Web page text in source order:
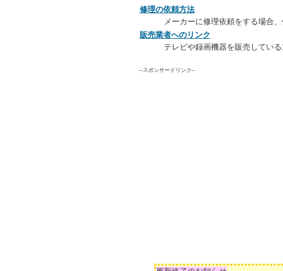
修理の依頼方法
メーカーに修理依頼をする場合
販売業者へのリンク
テレビや録画機器を販売してい
--スポンサードリンク--